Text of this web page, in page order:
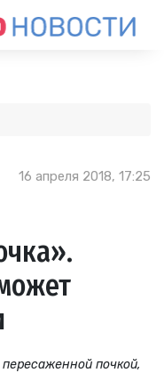
16 апреля 2018, 17:25
почкой,